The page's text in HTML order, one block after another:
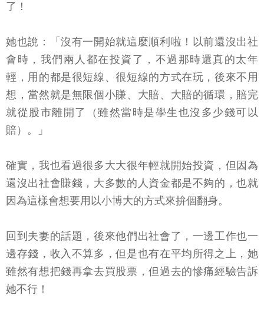
了！
她也說：「沒有一開始就這麼順利啦！以前還沒出社
會時，我們兩人都在投資了，不過那時還真的太年
輕，用的都是很短線、很短線的方式在玩，後來不用
想，當然就是無限個小賺、大賠、大賠的循環，賠完
就從股市離開了（雖然當時是學生也沒多少錢可以
賠）。」
確實，我也看過很多大大很年輕就開始投資，但因為
還沒出社會賺錢，大多數的人資金都是不夠的，也就
因為這樣會想要用以小博大的方式來拚個翻身。
回到夫妻的話題，後來他們出社會了，一邊工作也一
邊存錢，收入不算多，但是也有在平均所得之上，她
雖然有想把錢再拿去買股票，但過去的慘痛經驗告訴
她不行！